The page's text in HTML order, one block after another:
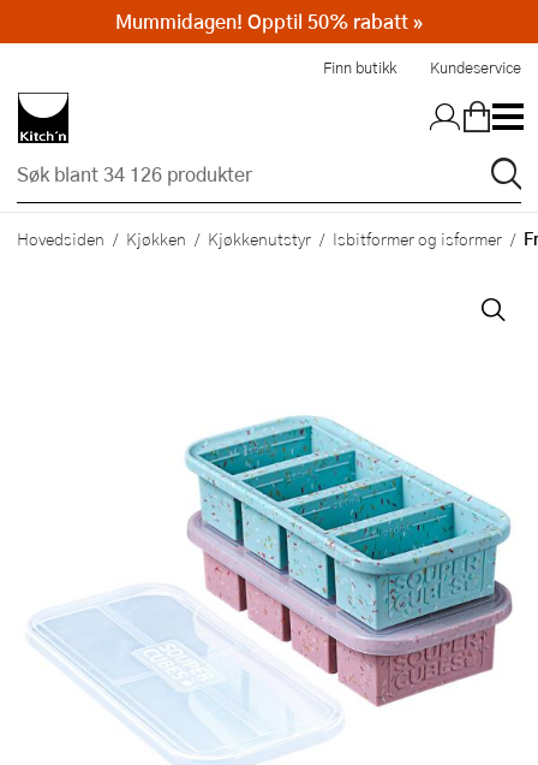
Finn butikk Kundeservice
Hovedsiden Kjøkken Kjøkkenutstyr Isbitformer og isformer
Mummidagen! Opptil 50% rabatt »